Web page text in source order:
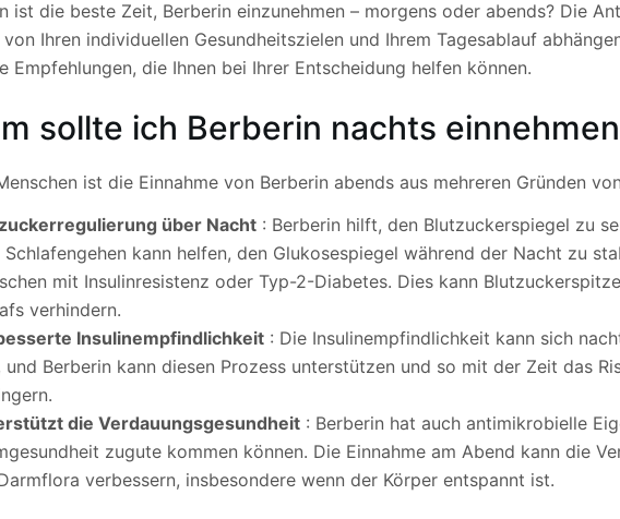
ist die beste Zeit, Berberin einzunehmen – morgens oder abends? Die
Ihren individuellen Gesundheitszielen und Ihrem Tagesablauf
Empfehlungen, die Ihnen bei Ihrer Entscheidung helfen können.
sollte ich Berberin nachts
ist die Einnahme von Berberin abends aus mehreren Gründen
über Nacht: Berberin hilft, den Blutzuckerspiegel zu
Schlafengehen kann helfen, den Glukosespiegel während der Nacht zu
mit Insulinresistenz oder Typ-2-Diabetes. Dies kann
verhindern.
Insulinempfindlichkeit: Die Insulinempfindlichkeit kann sich
und Berberin kann diesen Prozess unterstützen und so mit der Zeit das
die Verdauungsgesundheit: Berberin hat auch antimikrobielle
zugute kommen können. Die Einnahme am Abend kann die
verbessern, insbesondere wenn der Körper entspannt ist.